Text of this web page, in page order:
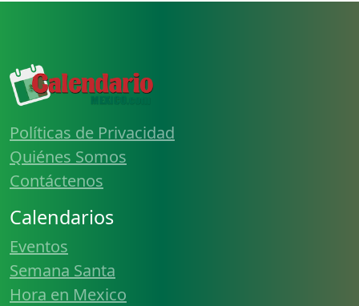
Políticas de Privacidad
Quiénes Somos
Contáctenos
Calendarios
Eventos
Semana Santa
Hora en Mexico